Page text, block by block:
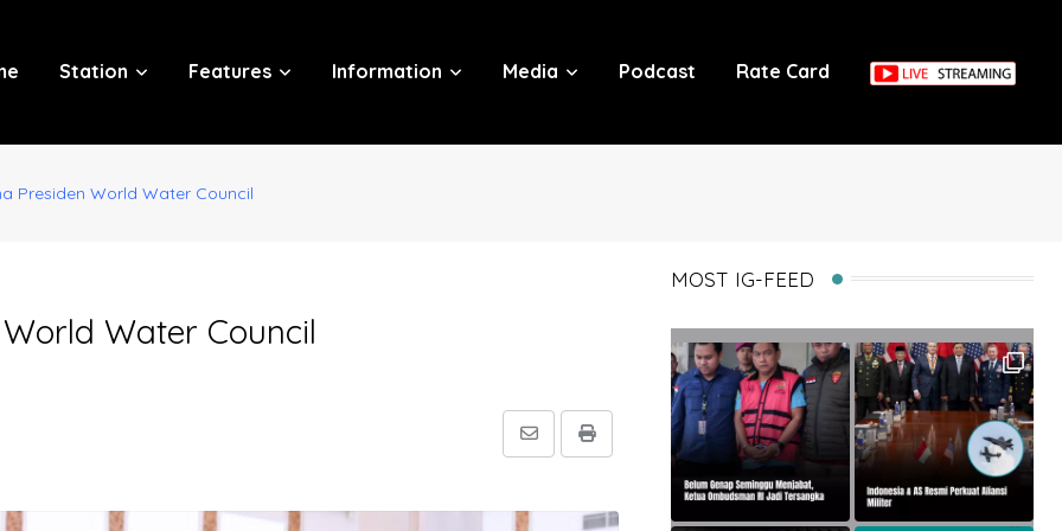
Station Features Information Media Podcast Rate Card
Presiden World Water Council
Water Council
Print
Share
MOST IG-FEED